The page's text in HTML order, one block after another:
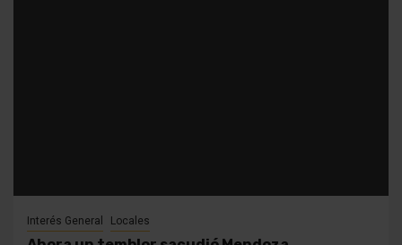
Interés General Locales